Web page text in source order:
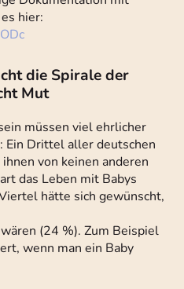
hier:
die Spirale der
Mut
müssen viel ehrlicher
Ein Drittel aller deutschen
von keinen anderen
das Leben mit Babys
hätte sich gewünscht,
(24 %). Zum Beispiel
wenn man ein Baby